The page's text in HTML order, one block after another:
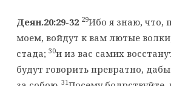
Деян.20:29-32 29Ибо я знаю, что,
моем, войдут к вам лютые
стада; 30и из вас самих
будут говорить превратно,
31